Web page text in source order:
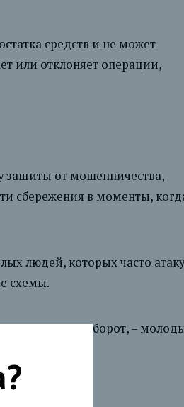
средств и не может
или отклоняет операции,
защиты от мошенничества,
сбережения в моменты,
людей, которых часто
схемы.
дети. Или, наоборот, –
?